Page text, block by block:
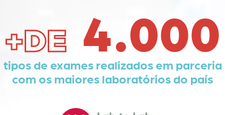
+DE 4.000
tipos de exames realizados em parceria
com os maiores laboratórios do país